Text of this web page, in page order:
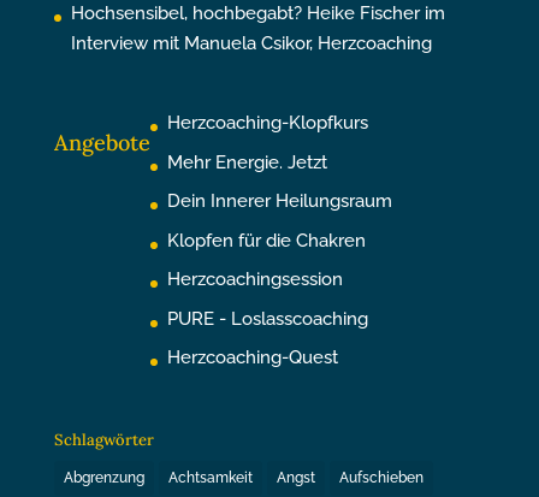
Hochsensibel, hochbegabt? Heike Fischer im
Interview mit Manuela Csikor, Herzcoaching
Angebote
Herzcoaching-Klopfkurs
Mehr Energie. Jetzt
Dein Innerer Heilungsraum
Klopfen für die Chakren
Herzcoachingsession
PURE - Loslasscoaching
Herzcoaching-Quest
Schlagwörter
Abgrenzung Achtsamkeit Angst Aufschieben